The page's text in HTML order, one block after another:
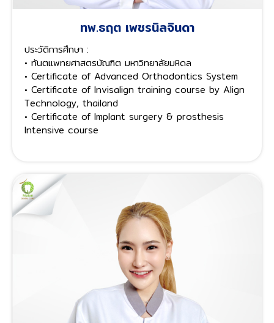
ทพ.ธฤต เพชรนิลจินดา
ประวัติการศึกษา :
• ทันตแพทยศาสตรบัณฑิต มหาวิทยาลัยมหิดล
• Certificate of Advanced Orthodontics System
• Certificate of Invisalign training course by Align
Technology, thailand
• Certificate of Implant surgery & prosthesis
Intensive course